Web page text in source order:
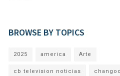
BROWSE BY TOPICS
2025 america Arte
cb television noticias